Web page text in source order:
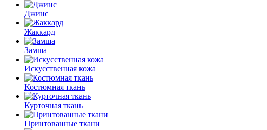
Джинс
Жаккард
Замша
Искусственная кожа
Костюмная ткань
Курточная ткань
Принтованные ткани